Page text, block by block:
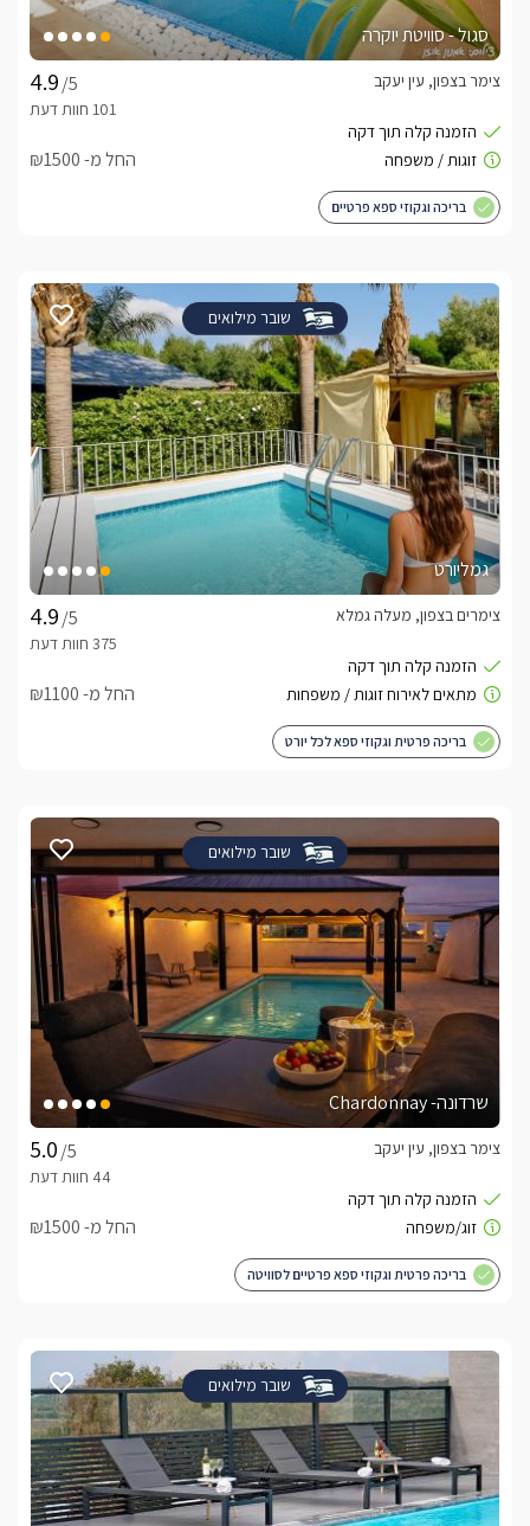
סגול - סוויטת יוקרה
/5
צימר בצפון, עין יעקב
החל מ- ₪1500
בריכה וגקוזי ספא פרטיים
שובר מילואים
גמליורט
/5
צימרים בצפון, מעלה גמלא
החל מ- ₪1100
בריכה פרטית וגקוזי ספא לכל יורט
שובר מילואים
שרדונה- Chardonnay
/5
צימר בצפון, עין יעקב
החל מ- ₪1500
בריכה פרטית וגקוזי ספא פרטיים לסוויטה
שובר מילואים